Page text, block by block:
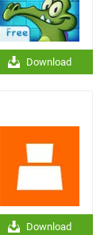
Download
Download